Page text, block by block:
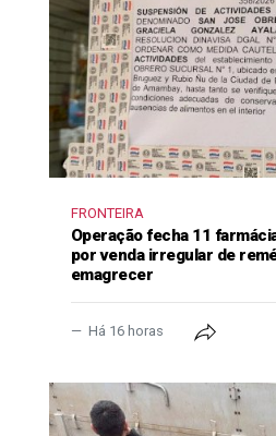
FRONTEIRA
Operação fecha 11
por venda irregular de
emagrecer
Há 16 horas